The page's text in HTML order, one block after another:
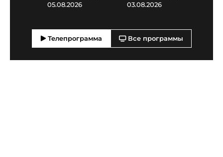
05.08.2026
03.08.2026
Телепрограмма Все программы